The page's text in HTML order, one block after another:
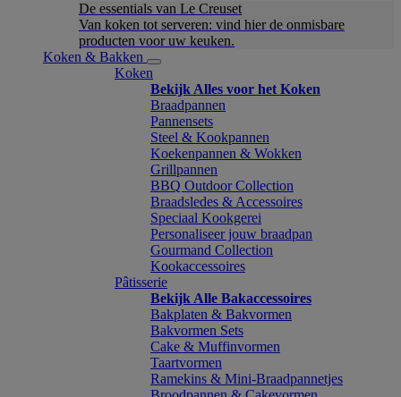
De essentials van Le Creuset
Van koken tot serveren: vind hier de onmisbare
producten voor uw keuken.
Koken & Bakken
Koken
Bekijk Alles voor het Koken
Braadpannen
Pannensets
Steel & Kookpannen
Koekenpannen & Wokken
Grillpannen
BBQ Outdoor Collection
Braadsledes & Accessoires
Speciaal Kookgerei
Personaliseer jouw braadpan
Gourmand Collection
Kookaccessoires
Pâtisserie
Bekijk Alle Bakaccessoires
Bakplaten & Bakvormen
Bakvormen Sets
Cake & Muffinvormen
Taartvormen
Ramekins & Mini-Braadpannetjes